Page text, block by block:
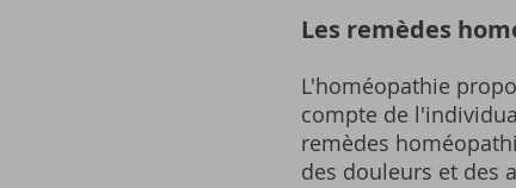
Les remèdes
L'homéopathie
compte de
remèdes
des douleurs et des